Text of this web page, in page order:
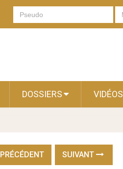
DOSSIERS VIDÉOS
PRÉCÉDENT SUIVANT